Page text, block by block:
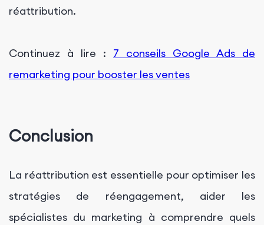
réattribution.
Continuez à lire : 7 conseils Google Ads de
remarketing pour booster les ventes
Conclusion
La réattribution est essentielle pour optimiser les
stratégies de réengagement, aider les
spécialistes du marketing à comprendre quels